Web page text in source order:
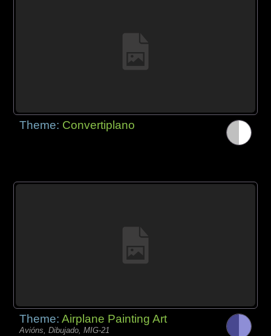
Theme: Convertiplano
Theme:Airplane Painting Art
Avións, Dibujado, MIG-21